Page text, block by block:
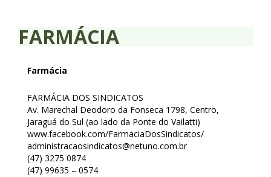
FARMÁCIA
Farmácia
FARMÁCIA DOS SINDICATOS
Av. Marechal Deodoro da Fonseca 1798, Centro,
Jaraguá do Sul (ao lado da Ponte do Vailatti)
www.facebook.com/FarmaciaDosSindicatos/
administracaosindicatos@netuno.com.br
(47) 3275 0874
(47) 99635 – 0574